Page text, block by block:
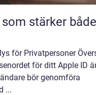
stärker både
för Privatpersoner
för ditt Apple ID
bör genomföra
...